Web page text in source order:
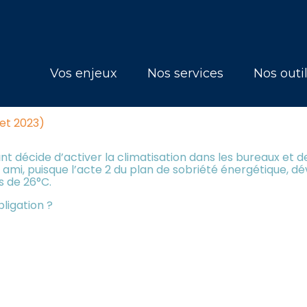
Vos enjeux Nos services Nos
: L'ÉTÉ SERA
2023)
décide d’activer la climatisation dans les bureaux et
ami, puisque l’acte 2 du plan de sobriété énergétique,
26°C.
?